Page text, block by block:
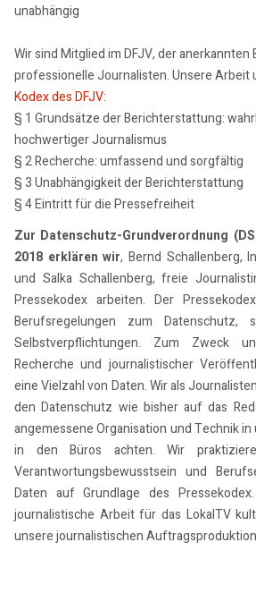
unabhängig
Wir sind Mitglied im DFJV, der
professionelle Journalisten. Unsere Arbeit
Kodex des DFJV:
§ 1 Grundsätze der Berichterstattung:
hochwertiger Journalismus
§ 2 Recherche: umfassend und sorgfältig
§ 3 Unabhängigkeit der Berichterstattung
§ 4 Eintritt für die Pressefreiheit
Zur Datenschutz-Grundverordnung
2018 erklären wir, Bernd Schallenberg,
und Salka Schallenberg, freie
Pressekodex arbeiten. Der
Berufsregelungen zum Datenschutz,
Selbstverpflichtungen. Zum Zweck
Recherche und journalistischer
eine Vielzahl von Daten. Wir als
den Datenschutz wie bisher auf das
angemessene Organisation und Technik
in den Büros achten. Wir
Verantwortungsbewusstsein und
Daten auf Grundlage des
journalistische Arbeit für das LokalTV
unsere journalistischen